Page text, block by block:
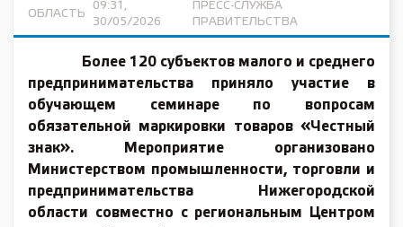
ОБЛАСТЬ
09:31,
30/05/2026
ПРЕСС-СЛУЖБА
ПРАВИТЕЛЬСТВА
Более 120 субъектов малого и среднего
предпринимательства приняло участие в
обучающем семинаре по вопросам
обязательной маркировки товаров «Честный
знак». Мероприятие организовано
Министерством промышленности, торговли и
предпринимательства Нижегородской
области совместно с региональным Центром